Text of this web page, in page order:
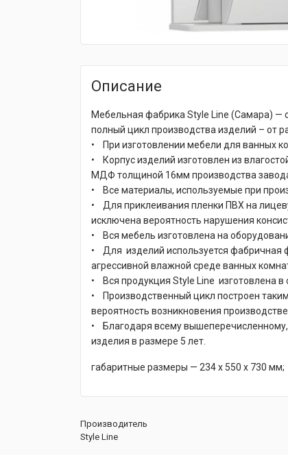
Описание
Мебельная фабрика Style Line (Самара) —
полный цикл производства изделий – от
• При изготовлении мебели для ванных
• Корпус изделий изготовлен из
МДФ толщиной 16мм производства
• Все материалы, используемые при
• Для приклеивания пленки ПВХ на
исключена вероятность нарушения
• Вся мебель изготовлена на
• Для изделий используется фабричная
агрессивной влажной среде ванных
• Вся продукция Style Line изготовлена
• Производственный цикл построен
вероятность возникновения
• Благодаря всему вышеперечисленному,
изделия в размере 5 лет.
габаритные размеры — 234 х 550 х 730 мм;
Производитель
Style Line